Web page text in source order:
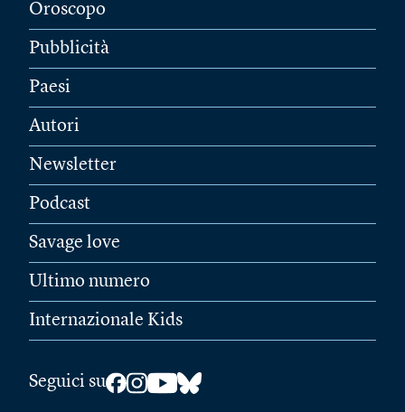
Oroscopo
Pubblicità
Paesi
Autori
Newsletter
Podcast
Savage love
Ultimo numero
Internazionale Kids
Seguici su